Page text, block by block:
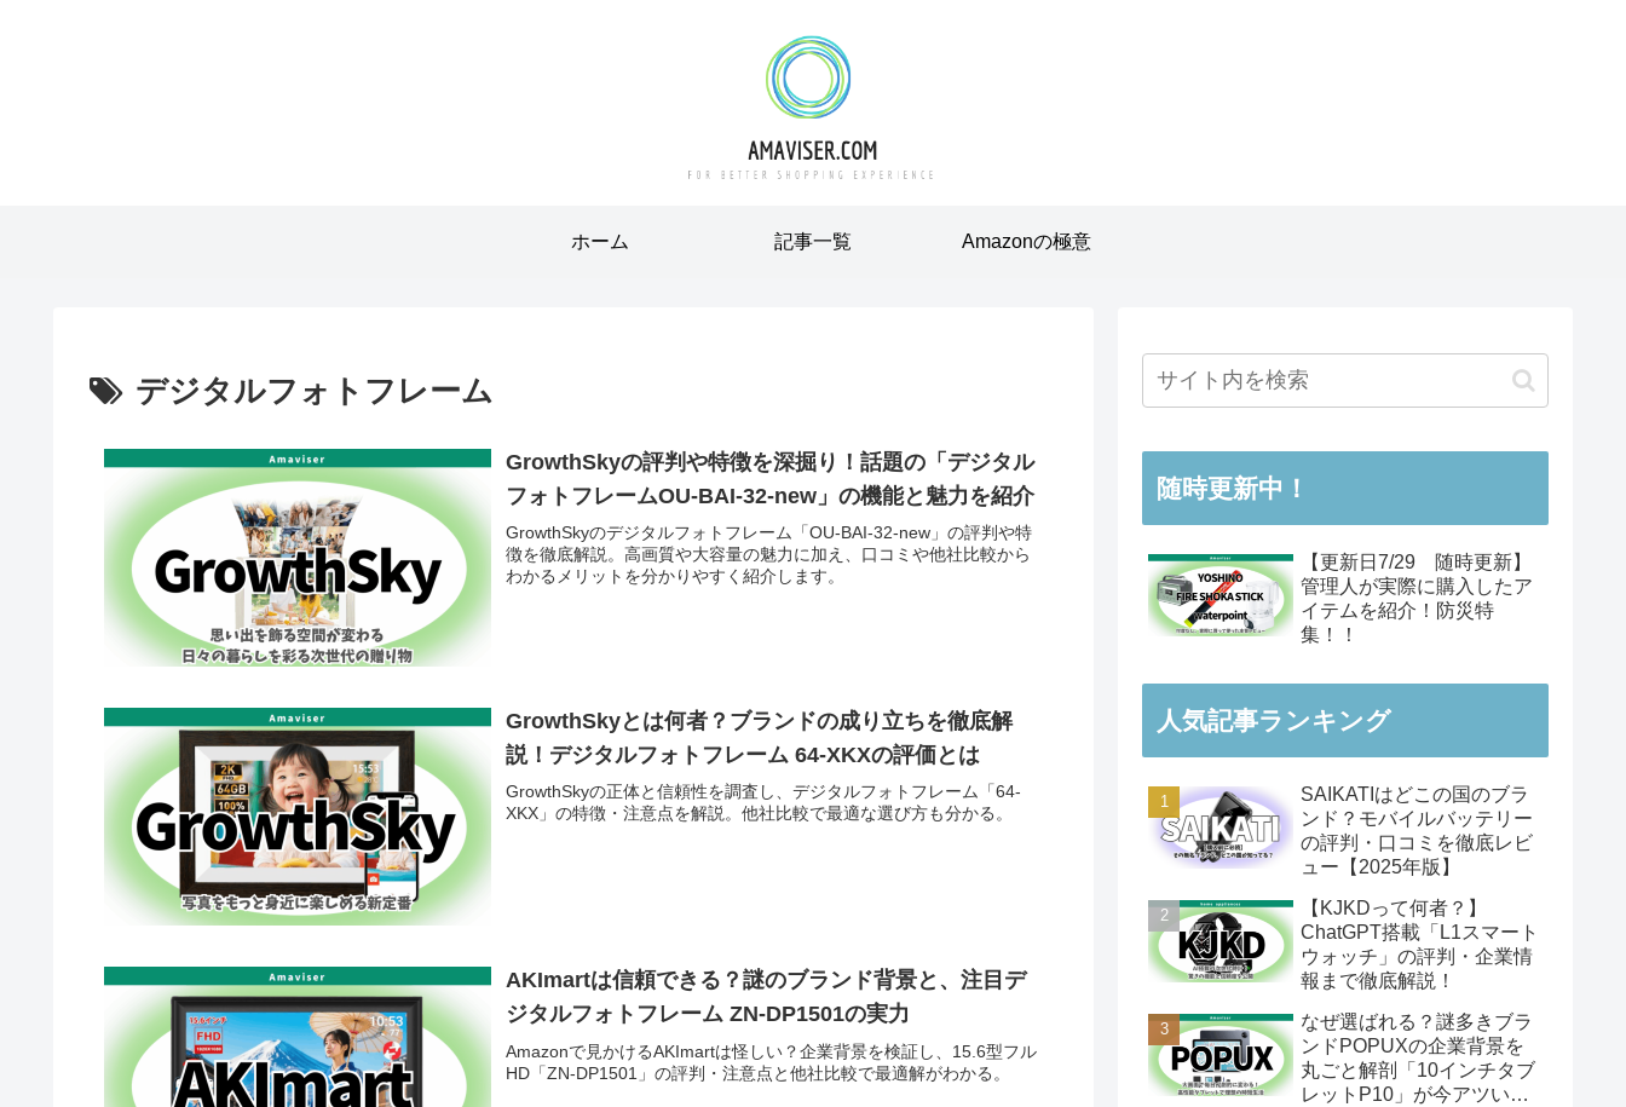
ホーム 記事一覧 Amazonの極意
デジタルフォトフレーム
GrowthSkyの評判や特徴を深掘り！話題の「デジタル
フォトフレームOU-BAI-32-new」の機能と魅力を紹介
GrowthSkyのデジタルフォトフレーム「OU-BAI-32-new」の評判や特
徴を徹底解説。高画質や大容量の魅力に加え、口コミや他社比較から
わかるメリットを分かりやすく紹介します。
GrowthSkyとは何者？ブランドの成り立ちを徹底解
説！デジタルフォトフレーム 64-XKXの評価とは
GrowthSkyの正体と信頼性を調査し、デジタルフォトフレーム「64-
XKX」の特徴・注意点を解説。他社比較で最適な選び方も分かる。
AKImartは信頼できる？謎のブランド背景と、注目デ
ジタルフォトフレーム ZN-DP1501の実力
Amazonで見かけるAKImartは怪しい？企業背景を検証し、15.6型フル
HD「ZN-DP1501」の評判・注意点と他社比較で最適解がわかる。
随時更新中！
【更新日7/29 随時更新】
管理人が実際に購入したア
イテムを紹介！防災特
集！！
人気記事ランキング
SAIKATIはどこの国のブラ
ンド？モバイルバッテリー
の評判・口コミを徹底レビ
ュー【2025年版】
【KJKDって何者？】
ChatGPT搭載「L1スマート
ウォッチ」の評判・企業情
報まで徹底解説！
なぜ選ばれる？謎多きブラ
ンドPOPUXの企業背景を
丸ごと解剖「10インチタブ
レットP10」が今アツい理